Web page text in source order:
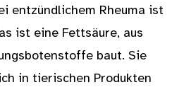
entzündlichem Rheuma ist
ist eine Fettsäure, aus
baut. Sie
in tierischen Produkten